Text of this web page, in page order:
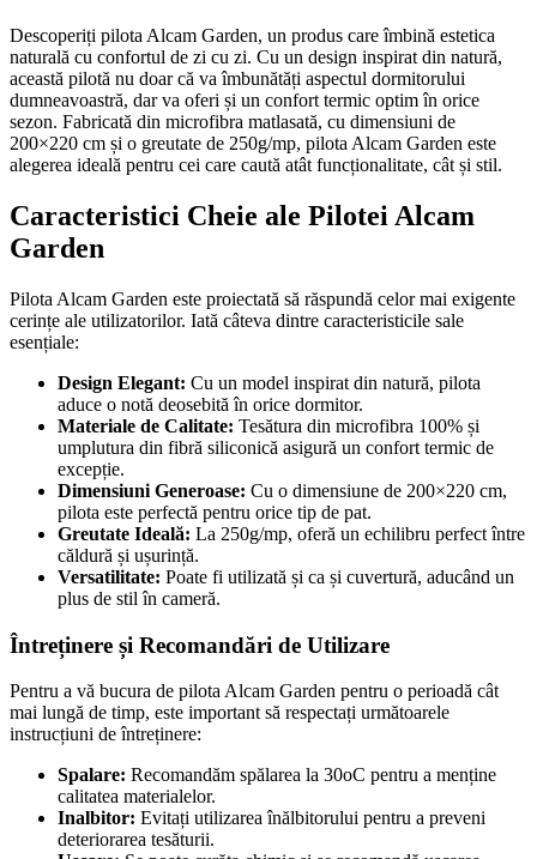
Descoperiți pilota Alcam Garden, un produs care îmbină estetica
naturală cu confortul de zi cu zi. Cu un design inspirat din natură,
această pilotă nu doar că va îmbunătăți aspectul dormitorului
dumneavoastră, dar va oferi și un confort termic optim în orice
sezon. Fabricată din microfibra matlasată, cu dimensiuni de
200×220 cm și o greutate de 250g/mp, pilota Alcam Garden este
alegerea ideală pentru cei care caută atât funcționalitate, cât și stil.
Caracteristici Cheie ale Pilotei Alcam
Garden
Pilota Alcam Garden este proiectată să răspundă celor mai exigente
cerințe ale utilizatorilor. Iată câteva dintre caracteristicile sale
esențiale:
Design Elegant: Cu un model inspirat din natură, pilota
aduce o notă deosebită în orice dormitor.
Materiale de Calitate: Tesătura din microfibra 100% și
umplutura din fibră siliconică asigură un confort termic de
excepție.
Dimensiuni Generoase: Cu o dimensiune de 200×220 cm,
pilota este perfectă pentru orice tip de pat.
Greutate Ideală: La 250g/mp, oferă un echilibru perfect între
căldură și ușurință.
Versatilitate: Poate fi utilizată și ca și cuvertură, aducând un
plus de stil în cameră.
Întreținere și Recomandări de Utilizare
Pentru a vă bucura de pilota Alcam Garden pentru o perioadă cât
mai lungă de timp, este important să respectați următoarele
instrucțiuni de întreținere:
Spalare: Recomandăm spălarea la 30oC pentru a menține
calitatea materialelor.
Inalbitor: Evitați utilizarea înălbitorului pentru a preveni
deteriorarea tesăturii.